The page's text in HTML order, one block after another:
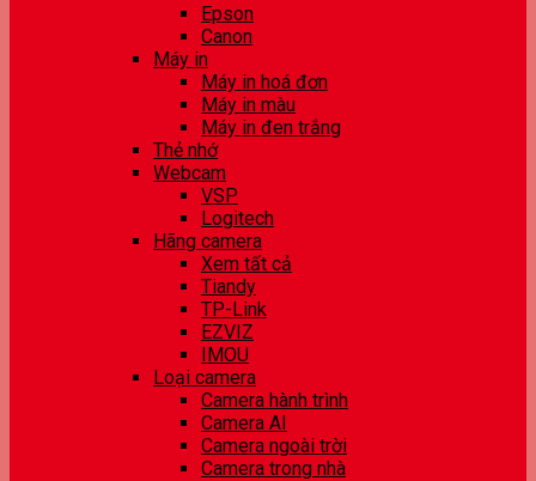
Epson
Canon
Máy in
Máy in hoá đơn
Máy in màu
Máy in đen trắng
Thẻ nhớ
Webcam
VSP
Logitech
Hãng camera
Xem tất cả
Tiandy
TP-Link
EZVIZ
IMOU
Loại camera
Camera hành trình
Camera AI
Camera ngoài trời
Camera trong nhà